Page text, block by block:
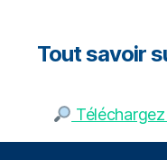
Tout savoir